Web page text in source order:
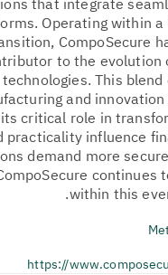
that integrate
Operating within
CompoSecure
to the evolution
technologies. This
and
critical role in
practicality influence
demand more
continues
within this
https://